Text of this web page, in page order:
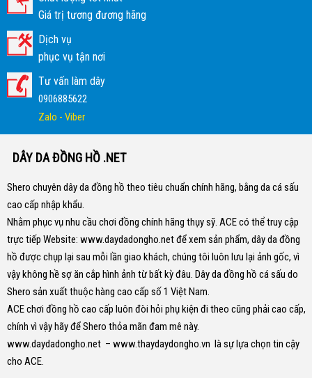
Giá trị tương đương hãng
Dịch vụ
phục vụ tận nơi
Tư vấn làm dây
0906885622
Zalo - Viber
DÂY DA ĐỒNG HỒ .NET
Shero chuyên dây da đồng hồ theo tiêu chuẩn chính hãng, bằng da cá sấu
cao cấp nhập khẩu.
Nhằm phục vụ nhu cầu chơi đồng chính hãng thụy sỹ. ACE có thể truy cập
trực tiếp Website: www.daydadongho.netđể xem sản phẩm, dây da đồng
hồ được chụp lại sau mỗi lần giao khách, chúng tôi luôn lưu lại ảnh gốc, vì
vậy không hề sợ ăn cắp hình ảnh từ bất kỳ đâu. Dây da đồng hồ cá sấu do
Shero sản xuất thuộc hàng cao cấp số 1 Việt Nam.
ACE chơi đồng hồ cao cấp luôn đòi hỏi phụ kiện đi theo cũng phải cao cấp,
chính vì vậy hãy để Shero thỏa mãn đam mê này.
www.daydadongho.net – www.thaydaydongho.vn là sự lựa chọn tin cậy
cho ACE.